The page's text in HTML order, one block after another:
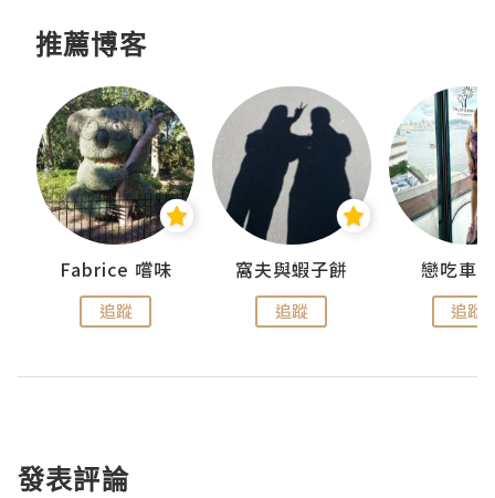
推薦博客
Fabrice 嚐味
追蹤
窩夫與蝦子餅
追蹤
戀吃車
追蹤
發表評論